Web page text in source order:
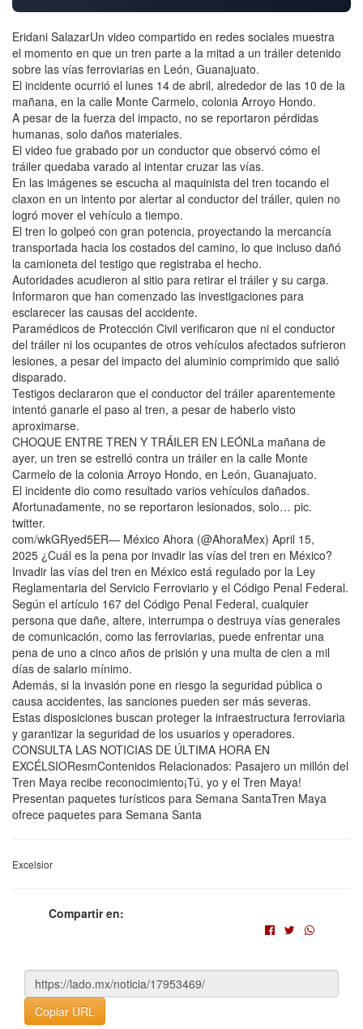
Eridani SalazarUn video compartido en redes sociales muestra
el momento en que un tren parte a la mitad a un tráiler detenido
sobre las vías ferroviarias en León, Guanajuato.
El incidente ocurrió el lunes 14 de abril, alrededor de las 10 de la
mañana, en la calle Monte Carmelo, colonia Arroyo Hondo.
A pesar de la fuerza del impacto, no se reportaron pérdidas
humanas, solo daños materiales.
El video fue grabado por un conductor que observó cómo el
tráiler quedaba varado al intentar cruzar las vías.
En las imágenes se escucha al maquinista del tren tocando el
claxon en un intento por alertar al conductor del tráiler, quien no
logró mover el vehículo a tiempo.
El tren lo golpeó con gran potencia, proyectando la mercancía
transportada hacia los costados del camino, lo que incluso dañó
la camioneta del testigo que registraba el hecho.
Autoridades acudieron al sitio para retirar el tráiler y su carga.
Informaron que han comenzado las investigaciones para
esclarecer las causas del accidente.
Paramédicos de Protección Civil verificaron que ni el conductor
del tráiler ni los ocupantes de otros vehículos afectados sufrieron
lesiones, a pesar del impacto del aluminio comprimido que salió
disparado.
Testigos declararon que el conductor del tráiler aparentemente
intentó ganarle el paso al tren, a pesar de haberlo visto
aproximarse.
CHOQUE ENTRE TREN Y TRÁILER EN LEÓNLa mañana de
ayer, un tren se estrelló contra un tráiler en la calle Monte
Carmelo de la colonia Arroyo Hondo, en León, Guanajuato.
El incidente dio como resultado varios vehículos dañados.
Afortunadamente, no se reportaron lesionados, solo… pic.
twitter.
com/wkGRyed5ER— México Ahora (@AhoraMex) April 15,
2025 ¿Cuál es la pena por invadir las vías del tren en México?
Invadir las vías del tren en México está regulado por la Ley
Reglamentaria del Servicio Ferroviario y el Código Penal Federal.
Según el artículo 167 del Código Penal Federal, cualquier
persona que dañe, altere, interrumpa o destruya vías generales
de comunicación, como las ferroviarias, puede enfrentar una
pena de uno a cinco años de prisión y una multa de cien a mil
días de salario mínimo.
Además, si la invasión pone en riesgo la seguridad pública o
causa accidentes, las sanciones pueden ser más severas.
Estas disposiciones buscan proteger la infraestructura ferroviaria
y garantizar la seguridad de los usuarios y operadores.
CONSULTA LAS NOTICIAS DE ÚLTIMA HORA EN
EXCÉLSIOResmContenidos Relacionados: Pasajero un millón del
Tren Maya recibe reconocimiento¡Tú, yo y el Tren Maya!
Presentan paquetes turísticos para Semana SantaTren Maya
ofrece paquetes para Semana Santa
Excelsior
Compartir en:
Copiar URL